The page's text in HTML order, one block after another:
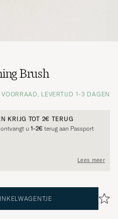
Brush
VOORRAAD, LEVERTIJD 1-3 DAGEN
KRIJG TOT 2€ TERUG
u 1-2€ terug aan Passport
Lees meer